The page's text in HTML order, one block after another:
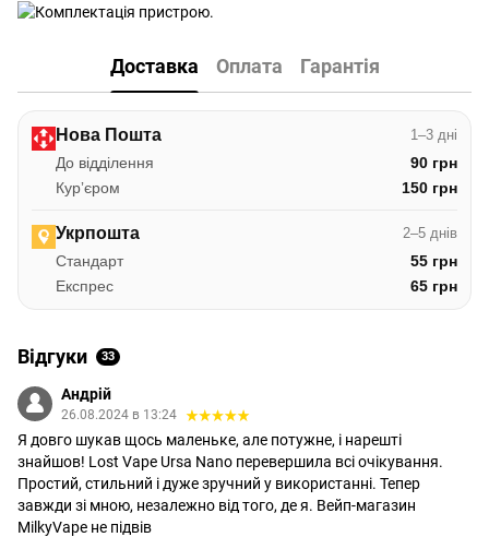
Доставка Оплата Гарантія
Нова Пошта 1–3 дні
До відділення
90 грн
Курʼєром
150 грн
Укрпошта 2–5 днів
Стандарт
55 грн
Експрес
65 грн
Відгуки 33
Андрій
26.08.2024 в 13:24
Я довго шукав щось маленьке, але потужне, і нарешті
знайшов! Lost Vape Ursa Nano перевершила всі очікування.
Простий, стильний і дуже зручний у використанні. Тепер
завжди зі мною, незалежно від того, де я. Вейп-магазин
MilkyVape не підвів